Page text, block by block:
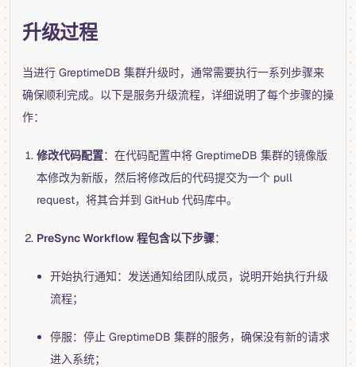
升级过程
当进行 GreptimeDB 集群升级时，通常需要执行一系列步骤来
确保顺利完成。以下是服务升级流程，详细说明了每个步骤的操
作：
修改代码配置：在代码配置中将 GreptimeDB 集群的镜像版
本修改为新版，然后将修改后的代码提交为一个 pull
request，将其合并到 GitHub 代码库中。
PreSync Workflow 程包含以下步骤：
开始执行通知：发送通知给团队成员，说明开始执行升级
流程；
停服：停止 GreptimeDB 集群的服务，确保没有新的请求
进入系统；